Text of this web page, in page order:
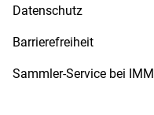
Datenschutz
Barrierefreiheit
Sammler-Service bei IMM